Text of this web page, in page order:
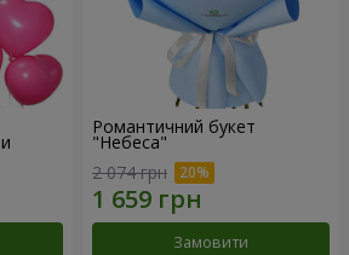
Романтичний букет
"Небеса"
2 074 грн
Замовити